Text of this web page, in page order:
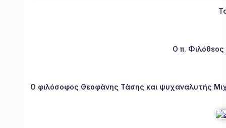
Ο π.
Ο φιλόσοφος Θεοφάνης Τάσης και ψυχαναλυτής